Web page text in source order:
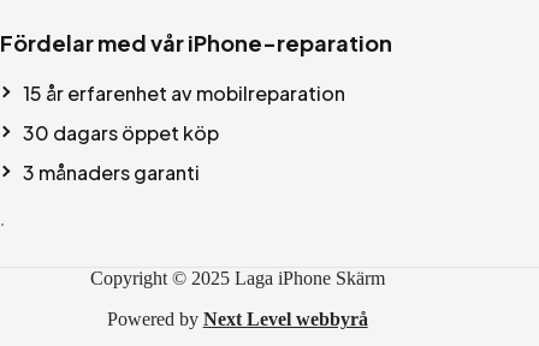
Fördelar med vår iPhone-reparation
15 år erfarenhet av mobilreparation
30 dagars öppet köp
3 månaders garanti
.
Copyright © 2025 Laga iPhone Skärm
Powered by Next Level webbyrå